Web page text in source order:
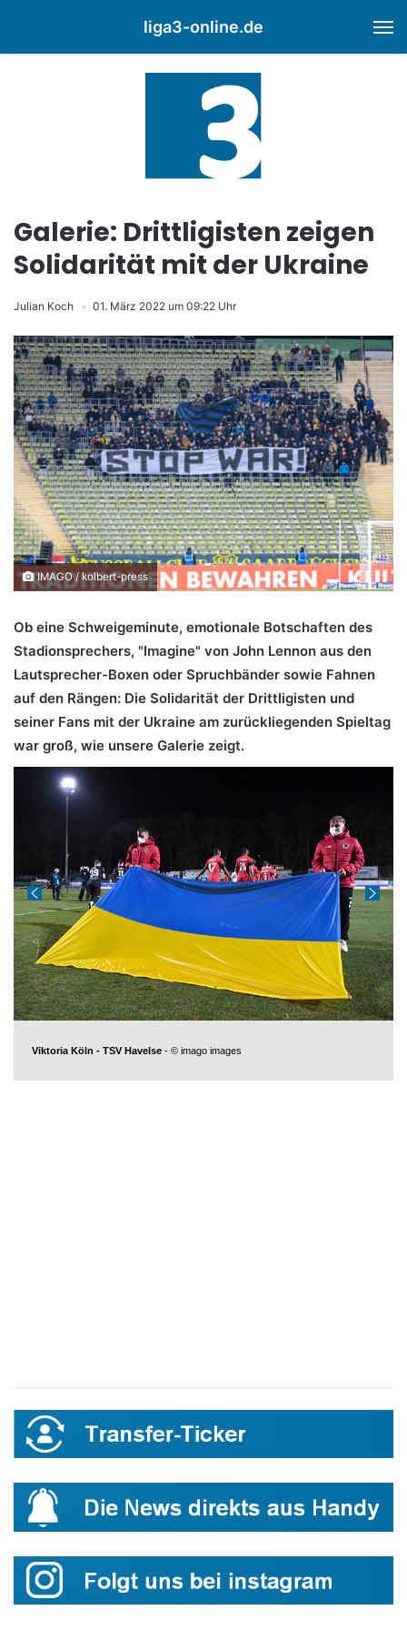
liga3-online.de
Galerie: Drittligisten zeigen
Solidarität mit der Ukraine
Julian Koch 01. März 2022 um 09:22 Uhr
IMAGO / kolbert-press
Ob eine Schweigeminute, emotionale Botschaften des
Stadionsprechers, "Imagine" von John Lennon aus den
Lautsprecher-Boxen oder Spruchbänder sowie Fahnen
auf den Rängen: Die Solidarität der Drittligisten und
seiner Fans mit der Ukraine am zurückliegenden Spieltag
war groß, wie unsere Galerie zeigt.
Viktoria Köln - TSV Havelse - © imago images